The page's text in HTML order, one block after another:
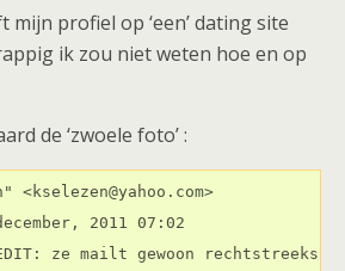
mijn profiel op ‘een’ dating site
ik zou niet weten hoe en op
de ‘zwoele foto’ :
<kselezen@yahoo.com>
2011 07:02
ze mailt gewoon rechtstreeks